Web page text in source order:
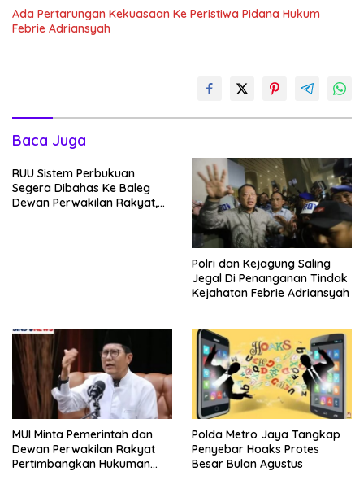
Ada Pertarungan Kekuasaan Ke Peristiwa Pidana Hukum
Febrie Adriansyah
Baca Juga
RUU Sistem Perbukuan
Segera Dibahas Ke Baleg
Dewan Perwakilan Rakyat,
Polri dan Kejagung Saling
Jegal Di Penanganan Tindak
Kejahatan Febrie Adriansyah
MUI Minta Pemerintah dan
Dewan Perwakilan Rakyat
Pertimbangkan Hukuman
Polda Metro Jaya Tangkap
Penyebar Hoaks Protes
Besar Bulan Agustus